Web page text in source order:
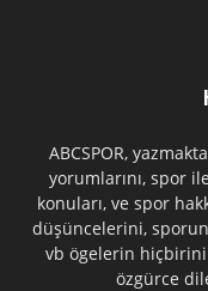
ABCSPOR,
yorumlarını, spor
konuları, ve spor
düşüncelerini,
vb ögelerin
özgürce